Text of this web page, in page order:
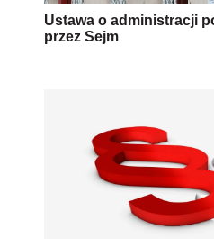
Ustawa o administracji
przez Sejm